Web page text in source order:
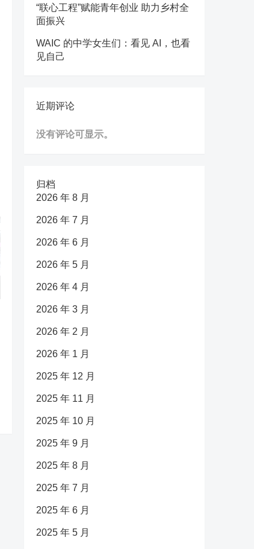
“联心工程”赋能青年创业 助力乡村全
面振兴
WAIC 的中学女生们：看见 AI，也看
见自己
近期评论
没有评论可显示。
归档
2026 年 8 月
2026 年 7 月
2026 年 6 月
2026 年 5 月
2026 年 4 月
2026 年 3 月
2026 年 2 月
2026 年 1 月
2025 年 12 月
2025 年 11 月
2025 年 10 月
2025 年 9 月
2025 年 8 月
2025 年 7 月
2025 年 6 月
2025 年 5 月